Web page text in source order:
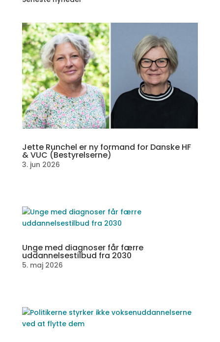
Jette Runchel er ny formand for Danske HF
& VUC (Bestyrelserne)
3. jun 2026
Unge med diagnoser får færre
uddannelsestilbud fra 2030
5. maj 2026